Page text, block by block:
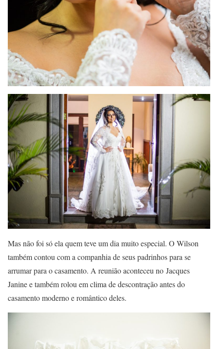
Mas não foi só ela quem teve um dia muito especial. O Wilson
também contou com a companhia de seus padrinhos para se
arrumar para o casamento. A reunião aconteceu no Jacques
Janine e também rolou em clima de descontração antes do
casamento moderno e romântico deles.